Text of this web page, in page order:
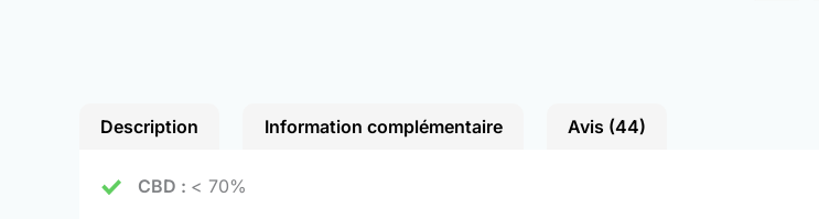
Description Information complémentaire Avis (44)
CBD : < 70%